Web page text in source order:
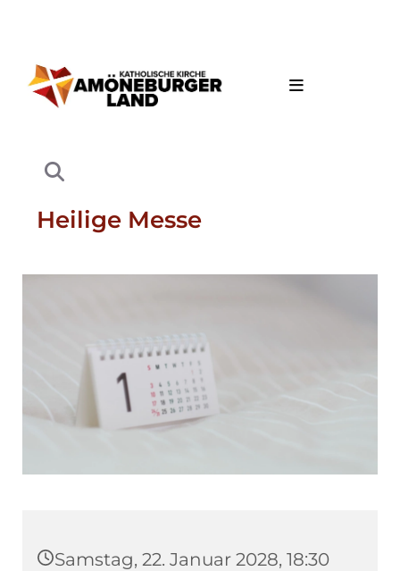
Heilige Messe
Samstag, 22. Januar 2028, 18:30